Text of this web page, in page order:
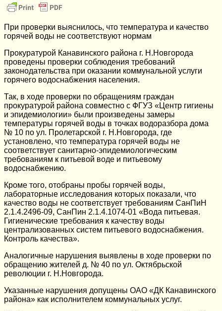
При проверки выяснилось, что температура и качество
горячей воды не соответствуют нормам
Прокуратурой Канавинского района г. Н.Новгорода
проведены проверки соблюдения требований
законодательства при оказании коммунальной услуги
горячего водоснабжения населения.
Так, в ходе проверки по обращениям граждан
прокуратурой района совместно с ФГУЗ «Центр гигиены
и эпидемиологии» были произведены замеры
температуры горячей воды в точках водоразбора дома
№ 10 по ул. Пролетарской г. Н.Новгорода, где
установлено, что температура горячей воды не
соответствует санитарно-эпидемиологическим
требованиям к питьевой воде и питьевому
водоснабжению.
Кроме того, отобраны пробы горячей воды,
лабораторные исследования которых показали, что
качество воды не соответствует требованиям СанПиН
2.1.4.2496-09, СанПин 2.1.4.1074-01 «Вода питьевая.
Гигиенические требования к качеству воды
централизованных систем питьевого водоснабжения.
Контроль качества».
Аналогичные нарушения выявлены в ходе проверки по
обращению жителей д. № 40 по ул. Октябрьской
революции г. Н.Новгорода.
Указанные нарушения допущены ОАО «ДК Канавинского
района» как исполнителем коммунальных услуг.